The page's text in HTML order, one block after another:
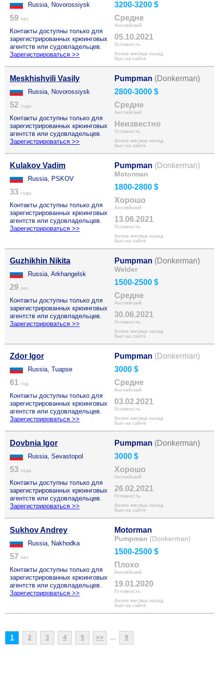
Russia, Novorossiysk
59 лет
Контакты доступны только для
зарегистрированных крюинговых
агентств или судовладельцев.
Зарегистрироваться >>
3200-3200 $
Средне
Английский
05.10.2021
Готовность
более месяца назад
был на сайте
Meskhishvili Vasily
Russia, Novorossiysk
52 года
Контакты доступны только для
зарегистрированных крюинговых
агентств или судовладельцев.
Зарегистрироваться >>
Pumpman (Donkerman)
2800-3000 $
Средне
Английский
Неизвестно
Готовность
более месяца назад
был на сайте
Kulakov Vadim
Russia, PSKOV
33 года
Контакты доступны только для
зарегистрированных крюинговых
агентств или судовладельцев.
Зарегистрироваться >>
Pumpman (Donkerman)
Motorman
1800-2800 $
Хорошо
Английский
13.06.2021
Готовность
более месяца назад
был на сайте
Guzhikhin Nikita
Russia, Arkhangelsk
29 лет
Контакты доступны только для
зарегистрированных крюинговых
агентств или судовладельцев.
Зарегистрироваться >>
Pumpman (Donkerman)
Welder
1500-2500 $
Средне
Английский
30.06.2021
Готовность
более месяца назад
был на сайте
Zdor Igor
Russia, Tuapse
61 год
Контакты доступны только для
зарегистрированных крюинговых
агентств или судовладельцев.
Зарегистрироваться >>
Pumpman (Donkerman)
3000 $
Средне
Английский
03.02.2021
Готовность
более месяца назад
был на сайте
Dovbnia Igor
Russia, Sevastopol
53 года
Контакты доступны только для
зарегистрированных крюинговых
агентств или судовладельцев.
Зарегистрироваться >>
Pumpman (Donkerman)
3000 $
Хорошо
Английский
26.02.2021
Готовность
более месяца назад
был на сайте
Sukhov Andrey
Russia, Nakhodka
57 лет
Контакты доступны только для
зарегистрированных крюинговых
агентств или судовладельцев.
Зарегистрироваться >>
Motorman
Pumpman (Donkerman)
1500-2500 $
Плохо
Английский
19.01.2020
Готовность
более месяца назад
был на сайте
1 2 3 4 5 >> ... 9